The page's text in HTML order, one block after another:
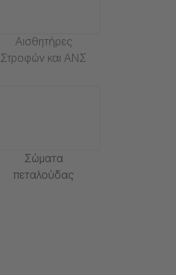
Αισθητήρες
Στροφών και ΑΝΣ
Σώματα
πεταλούδας